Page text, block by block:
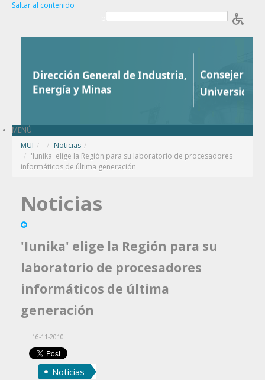
Saltar al contenido
MENÚ
MUI / Noticias /
'Iunika' elige la Región para su laboratorio de procesadores
informáticos de última generación
Noticias
'Iunika' elige la Región para su
laboratorio de procesadores
informáticos de última
generación
16-11-2010
Noticias